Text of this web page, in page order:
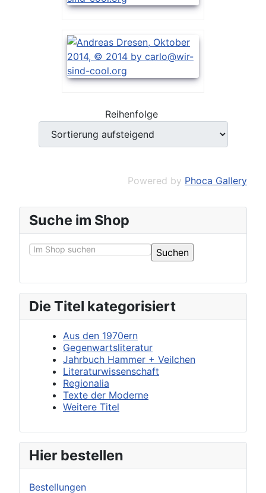
Reihenfolge
Powered by Phoca Gallery
Suche im Shop
Die Titel kategorisiert
Aus den 1970ern
Gegenwartsliteratur
Jahrbuch Hammer + Veilchen
Literaturwissenschaft
Regionalia
Texte der Moderne
Weitere Titel
Hier bestellen
Bestellungen